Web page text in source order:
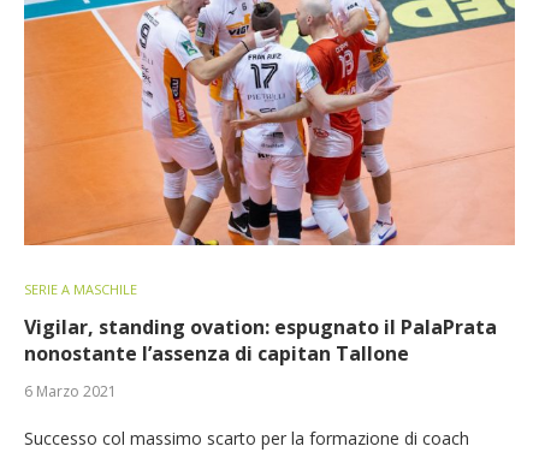
SERIE A MASCHILE
Vigilar, standing ovation: espugnato il PalaPrata
nonostante l’assenza di capitan Tallone
6 Marzo 2021
Successo col massimo scarto per la formazione di coach